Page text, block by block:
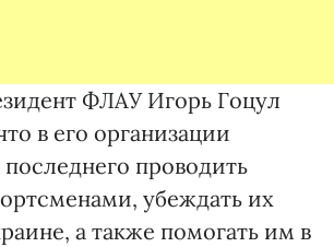
ФЛАУ Игорь Гоцул
в его организации
проводить
убеждать их
а также помогать им в